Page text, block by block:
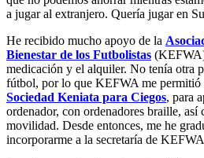
a jugar al extranjero. Quería jugar en
He recibido mucho apoyo de la
Bienestar de los Futbolistas
medicación y el alquiler. No tenía otra
fútbol, por lo que KEFWA me permitió
Sociedad Keniata para Ciegos, para
ordenador, con ordenadores braille,
movilidad. Desde entonces, me he
incorporarme a la secretaría de